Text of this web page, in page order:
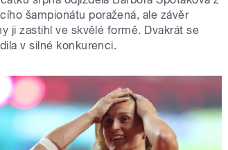
šampionátu poražená, ale závěr
ji zastihl ve skvělé formě. Dvakrát se
v silné konkurenci.